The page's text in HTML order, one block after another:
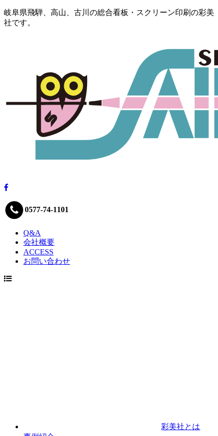
岐阜県飛騨、高山、古川の総合看板・スクリーン印刷の彩美
社です。
0577-74-1101
Q&A
会社概要
ACCESS
お問い合わせ
彩美社とは